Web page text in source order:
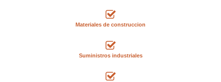
Materiales de construccion
Suministros industriales